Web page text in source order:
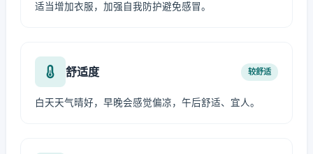
适当增加衣服，加强自我防护避免感冒。
舒适度 较舒适
白天天气晴好，早晚会感觉偏凉，午后舒适、宜人。